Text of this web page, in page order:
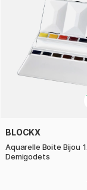
BLOCKX
Aquarelle Boite Bijou
Demigodets